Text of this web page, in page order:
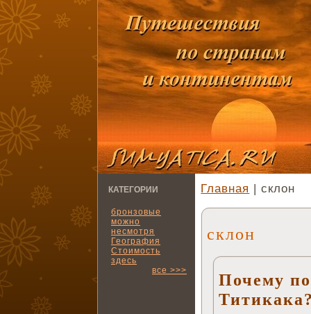
КАТЕГОРИИ
бронзовые
можно
несмотря
География
Стоимость
здесь
все >>>
Главная | склон
склон
Почему